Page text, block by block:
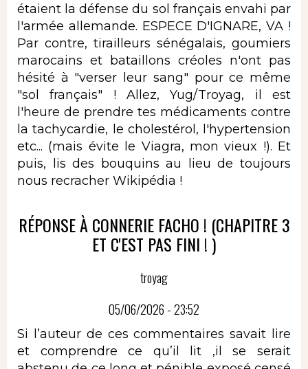
étaient la défense du sol français envahi par
l'armée allemande. ESPECE D'IGNARE, VA !
Par contre, tirailleurs sénégalais, goumiers
marocains et bataillons créoles n'ont pas
hésité à "verser leur sang" pour ce même
"sol français" ! Allez, Yug/Troyag, il est
l'heure de prendre tes médicaments contre
la tachycardie, le cholestérol, l'hypertension
etc... (mais évite le Viagra, mon vieux !). Et
puis, lis des bouquins au lieu de toujours
nous recracher Wikipédia !
RÉPONSE À CONNERIE FACHO ! (CHAPITRE 3
ET C'EST PAS FINI ! )
troyag
05/06/2026 - 23:52
Si l’auteur de ces commentaires savait lire
et comprendre ce qu’il lit ,il se serait